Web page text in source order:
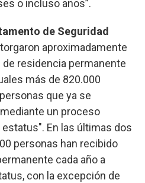
o incluso años”.
de Seguridad
aproximadamente
residencia permanente
más de 820.000
que ya se
un proceso
En las últimas dos
personas han recibido
cada año a
con la excepción de